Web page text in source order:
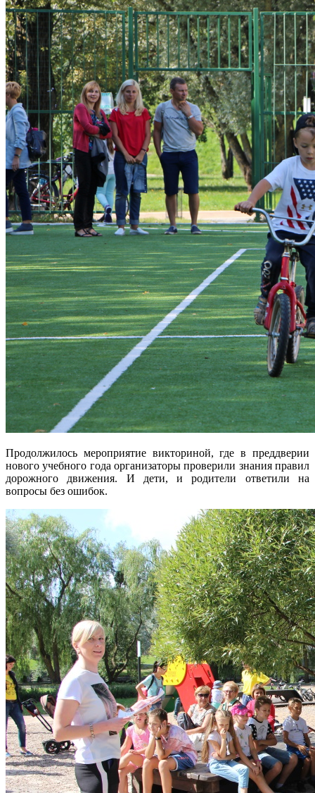
Продолжилось мероприятие викториной, где в преддверии
нового учебного года организаторы проверили знания правил
дорожного движения. И дети, и родители ответили на
вопросы без ошибок.